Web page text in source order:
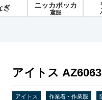
ぎ ニッカポッカ
鳶服
アイトス
アイトス 作業着・作業服